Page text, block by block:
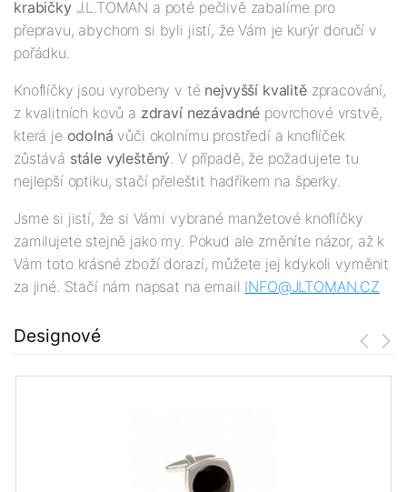
krabičkyJ.L.TOMAN a poté pečlivě zabalíme pro
přepravu, abychom si byli jistí, že Vám je kurýr doručí v
pořádku.
Knoflíčky jsou vyrobeny v té nejvyšší kvalitězpracování,
z kvalitních kovů a zdraví nezávadné povrchové vrstvě,
která je odolná vůči okolnímu prostředí a knoflíček
zůstává stále vyleštěný. V případě, že požadujete tu
nejlepší optiku, stačí přeleštit hadříkem na šperky.
Jsme si jistí, že si Vámi vybrané manžetové knoflíčky
zamilujete stejně jako my. Pokud ale změníte názor, až k
Vám toto krásné zboží dorazí, můžete jej kdykoli vyměnit
za jiné. Stačí nám napsat na email INFO@JLTOMAN.CZ
Designové